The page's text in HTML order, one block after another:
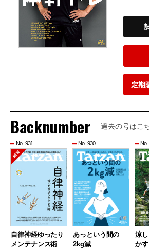
定期
Backnumber 過去の号はこ
No. 931
自律神経ゆったり
メンテナンス術
No. 930
あっという間の
2kg減
涼
かす